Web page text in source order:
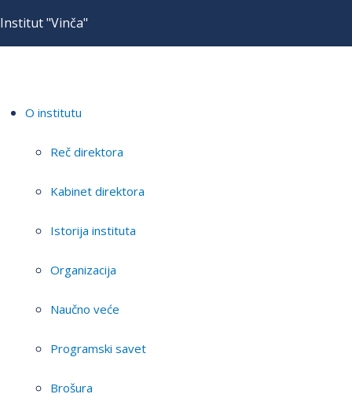
Institut "Vinča"
O institutu
Reč direktora
Kabinet direktora
Istorija instituta
Organizacija
Naučno veće
Programski savet
Brošura